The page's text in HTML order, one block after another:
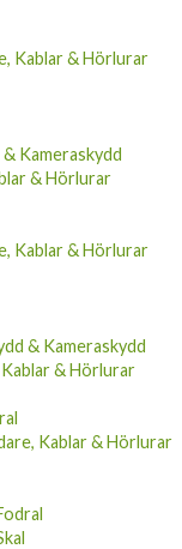
Kablar & Hörlurar
Kameraskydd
& Hörlurar
Kablar & Hörlurar
& Kameraskydd
& Hörlurar
Kablar & Hörlurar